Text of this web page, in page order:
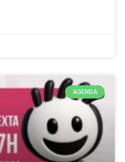
AGENDA